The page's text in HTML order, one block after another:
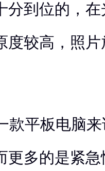
分到位的，
度较高，照
款平板电脑
更多的是紧